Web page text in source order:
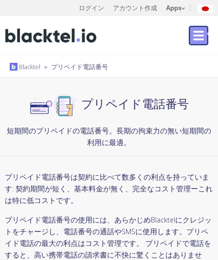
ログイン アカウント作成 Apps
Blacktel » プリペイド電話番号
プリペイド電話番号
短期間のプリペイドの電話番号。長期の拘束力の無い短期間の
利用に最適。
プリペイド電話番号は契約に比べて数多くの利点を持っていま
す: 契約期間が短く、基本料金が無く、完全なコスト管理ーこれ
は特に低コストです。
プリペイド電話番号の使用には、あらかじめBlacktelにクレジッ
トをチャージし、電話番号の通話やSMSに使用します。プリペ
イド電話の最大の利点はコスト管理です。 プリペイドで電話を
すると、高い携帯電話の請求書に不快に驚くことはありませ